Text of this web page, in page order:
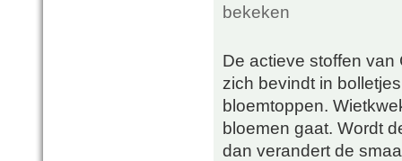
bekeken
De actieve stoffen
zich bevindt in
bloemtoppen.
bloemen gaat. Wordt
dan verandert de